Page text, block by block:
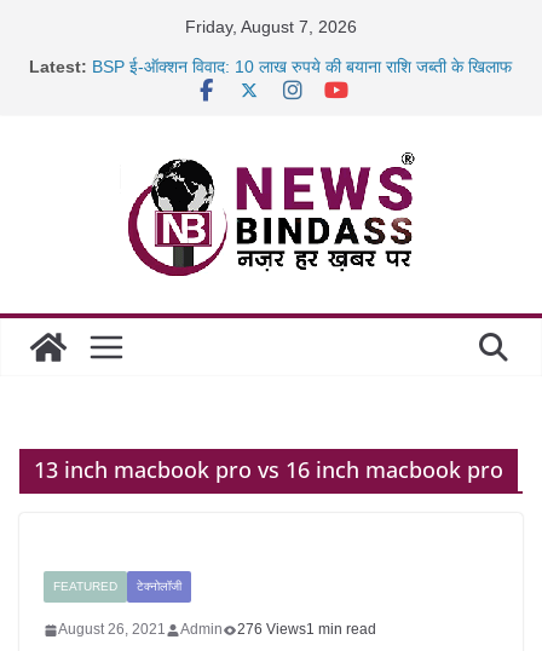
Friday, August 7, 2026
Latest: BSP ई-ऑक्शन विवाद: 10 लाख रुपये की बयाना राशि जब्ती के खिलाफ
साइबर ठगी पर दुर्ग पुलिस का बड़ा एक्शन: 13 म्यूल बैंक खाताधारक
गिरफ्तार
13 inch macbook pro vs 16 inch macbook pro
FEATURED टेक्नोलॉजी
August 26, 2021 Admin 276 Views1 min read